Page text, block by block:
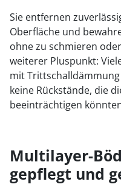
Sie entfernen
Oberfläche und
ohne zu schmieren
weiterer Pluspunkt:
mit
keine Rückstände, die
beeinträchtigen
Multilayer-
gepflegt und